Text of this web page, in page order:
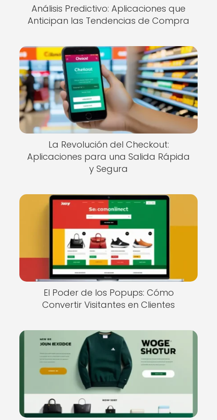
Análisis Predictivo: Aplicaciones que
Anticipan las Tendencias de Compra
La Revolución del Checkout:
Aplicaciones para una Salida Rápida
y Segura
El Poder de los Popups: Cómo
Convertir Visitantes en Clientes